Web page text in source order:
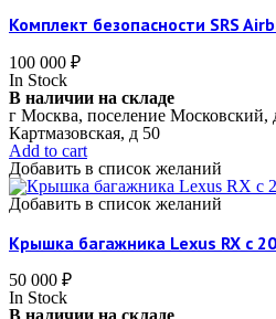
Комплект безопасности SRS
100 000 ₽
In Stock
В наличии на складе
г Москва, поселение Московский,
Картмазовская, д 50
Add to cart
Добавить в список желаний
Добавить в список желаний
Крышка багажника Lexus RX c
50 000 ₽
In Stock